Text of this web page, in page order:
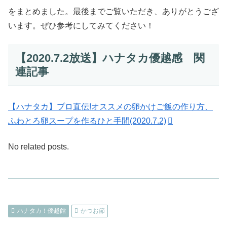
をまとめました。最後までご覧いただき、ありがとうござ
います。ぜひ参考にしてみてください！
【2020.7.2放送】ハナタカ優越感 関
連記事
【ハナタカ】プロ直伝!オススメの卵かけご飯の作り方、
ふわとろ卵スープを作るひと手間(2020.7.2)
No related posts.
ハナタカ！優越館 かつお節